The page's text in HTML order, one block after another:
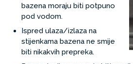
bazena moraju biti potpuno
pod vodom.
Ispred ulaza/izlaza na
stijenkama bazena ne smije
biti nikakvih prepreka.